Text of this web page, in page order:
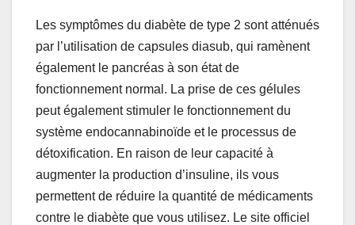
Les symptômes du diabète de type 2 sont atténués
par l’utilisation de capsules diasub, qui ramènent
également le pancréas à son état de
fonctionnement normal. La prise de ces gélules
peut également stimuler le fonctionnement du
système endocannabinoïde et le processus de
détoxification. En raison de leur capacité à
augmenter la production d’insuline, ils vous
permettent de réduire la quantité de médicaments
contre le diabète que vous utilisez. Le site officiel